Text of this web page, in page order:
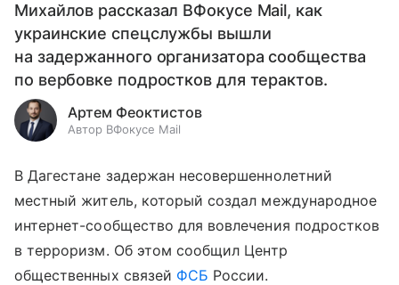
Михайлов рассказал ВФокусе Mail, как
украинские спецслужбы вышли
на задержанного организатора сообщества
по вербовке подростков для терактов.
Артем Феоктистов
Автор ВФокусе Mail
В Дагестане задержан несовершеннолетний
местный житель, который создал международное
интернет-сообщество для вовлечения подростков
в терроризм. Об этом сообщил Центр
общественных связей ФСБ России.